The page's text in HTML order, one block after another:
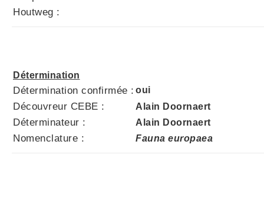
Houtweg :
Détermination
Détermination confirmée : oui
Découvreur CEBE : Alain Doornaert
Déterminateur : Alain Doornaert
Nomenclature : Fauna europaea